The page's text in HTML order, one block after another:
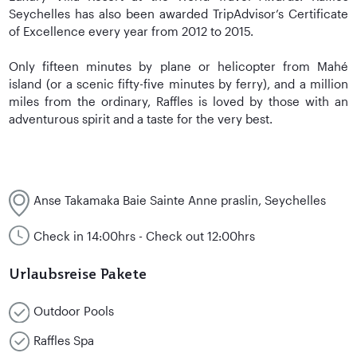
Seychelles has also been awarded TripAdvisor’s Certificate
of Excellence every year from 2012 to 2015.
Only fifteen minutes by plane or helicopter from Mahé
island (or a scenic fifty-five minutes by ferry), and a million
miles from the ordinary, Raffles is loved by those with an
adventurous spirit and a taste for the very best.
Anse Takamaka Baie Sainte Anne praslin, Seychelles
Check in 14:00hrs - Check out 12:00hrs
Urlaubsreise Pakete
Outdoor Pools
Raffles Spa